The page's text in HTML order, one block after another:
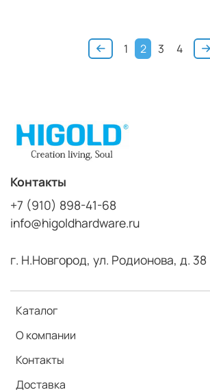
1 2 3 4
Каталог
О компании
Контакты
Доставка
Контакты
+7 (910) 898-41-68
info@higoldhardware.ru
г. Н.Новгород, ул. Родионова, д. 38